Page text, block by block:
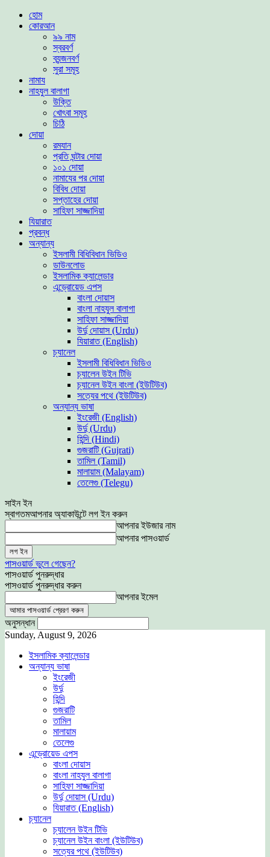
হোম
কোরআন
৯৯ নাম
স্বরবর্ণ
ব্যন্জনবর্ণ
সুরা সমূহ
নামায
নাহযুল বালাগা
উক্তি
খোৎবা সমূহ
চিঠি
দোয়া
রমযান
প্রতি ঘন্টার দোয়া
১০১ দোয়া
নামাযের পর দোয়া
বিবিধ দোয়া
সপ্তাহের দোয়া
সাহিফা সাজ্জাদিয়া
যিয়ারাত
প্রবন্ধ
অন্যান্য
ইসলামী বিধিবিধান ভিডিও
ডাউনলোড
ইসলামিক ক্যালেন্ডার
এন্ড্রোয়েড এপস
বাংলা দোয়াস
বাংলা নাহযুল বালাগা
সাহিফা সাজ্জাদিয়া
উর্দু দোয়াস (Urdu)
যিয়ারাত (English)
চ্যানেল
ইসলামী বিধিবিধান ভিডিও
চ্যালেন উইন টিভি
চ্যানেল উইন বাংলা (ইউটিউব)
সত্যের পথে (ইউটিউব)
অন্যান্য ভাষা
ইংরেজী (English)
উর্দু (Urdu)
হিন্দি (Hindi)
গুজরাটি (Gujrati)
তামিল (Tamil)
মালায়াম (Malayam)
তেলেগু (Telegu)
সাইন ইন
স্বাগতমআপনার অ্যাকাউন্টে লগ ইন করুন
আপনার ইউজার নাম
আপনার পাসওয়ার্ড
পাসওয়ার্ড ভুলে গেছেন?
পাসওয়ার্ড পুনরুদ্ধার
পাসওয়ার্ড পুনরুদ্ধার করুন
আপনার ইমেল
অনুসন্ধান
Sunday, August 9, 2026
ইসলামিক ক্যালেন্ডার
অন্যান্য ভাষা
ইংরেজী
উর্দু
হিন্দি
গুজরাটি
তামিল
মালায়াম
তেলেগু
এন্ড্রোয়েড এপস
বাংলা দোয়াস
বাংলা নাহযুল বালাগা
সাহিফা সাজ্জাদিয়া
উর্দু দোয়াস (Urdu)
যিয়ারাত (English)
চ্যানেল
চ্যালেন উইন টিভি
চ্যানেল উইন বাংলা (ইউটিউব)
সত্যের পথে (ইউটিউব)